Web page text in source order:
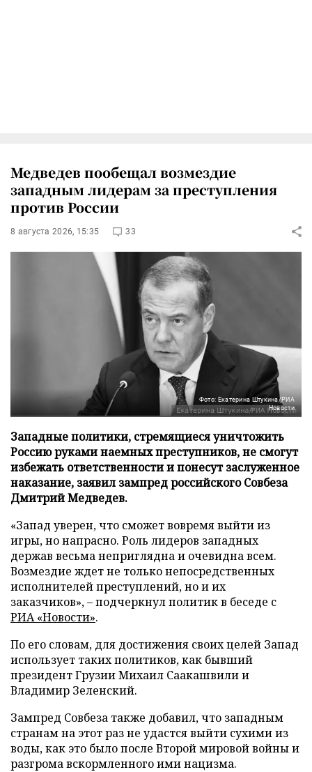
Медведев пообещал возмездие
западным лидерам за преступления
против России
8 августа 2026, 15:35 33
Фото: Екатерина Штукина/РИА
Новости
Западные политики, стремящиеся уничтожить
Россию руками наемных преступников, не смогут
избежать ответственности и понесут заслуженное
наказание, заявил зампред российского Совбеза
Дмитрий Медведев.
«Запад уверен, что сможет вовремя выйти из
игры, но напрасно. Роль лидеров западных
держав весьма неприглядна и очевидна всем.
Возмездие ждет не только непосредственных
исполнителей преступлений, но и их
заказчиков», – подчеркнул политик в беседе с
РИА «Новости».
По его словам, для достижения своих целей Запад
использует таких политиков, как бывший
президент Грузии Михаил Саакашвили и
Владимир Зеленский.
Зампред Совбеза также добавил, что западным
странам на этот раз не удастся выйти сухими из
воды, как это было после Второй мировой войны и
разгрома вскормленного ими нацизма.